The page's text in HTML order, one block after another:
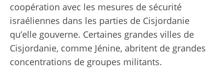
coopération avec les mesures de sécurité
israéliennes dans les parties de Cisjordanie
qu’elle gouverne. Certaines grandes villes de
Cisjordanie, comme Jénine, abritent de grandes
concentrations de groupes militants.